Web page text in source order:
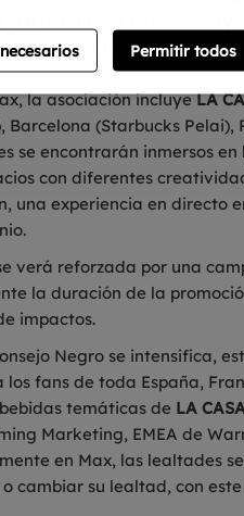
Permitir todos
#TeamBlack o un
la asociación incluyeLA
(Starbucks Pelai),
se encontrarán inmersos
con diferentes
una experiencia en directo
verá reforzada por una
la duración de la
impactos.
Negro se intensifica,
fans de toda España,
temáticas de LA
Marketing, EMEA de
en Max, las lealtades
cambiar su lealtad, con